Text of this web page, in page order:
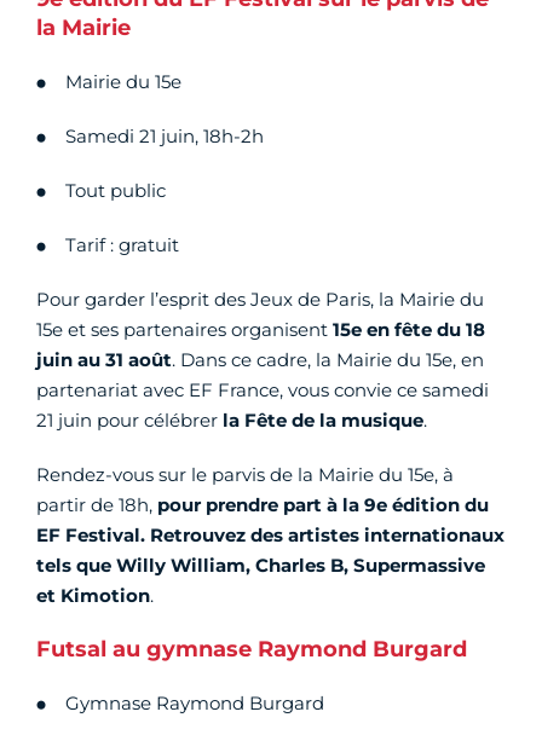
la Mairie
Mairie du 15e
Samedi 21 juin, 18h-2h
Tout public
Tarif : gratuit
Pour garder l’esprit des Jeux de Paris, la Mairie du
15e et ses partenaires organisent 15e en fête du 18
juin au 31 août. Dans ce cadre, la Mairie du 15e, en
partenariat avec EF France, vous convie ce samedi
21 juin pour célébrer la Fête de la musique.
Rendez-vous sur le parvis de la Mairie du 15e, à
partir de 18h, pour prendre part à la 9e édition du
EF Festival. Retrouvez des artistes internationaux
tels que Willy William, Charles B, Supermassive
et Kimotion.
Futsal au gymnase Raymond Burgard
Gymnase Raymond Burgard